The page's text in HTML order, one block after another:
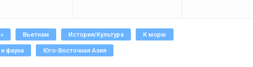
Вьетнам История/Культура К морю
фауна Юго-Восточная Азия